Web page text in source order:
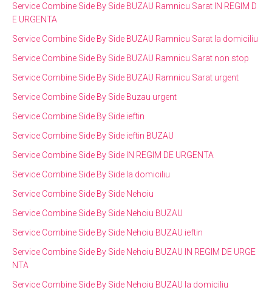
Service Combine Side By Side BUZAU Ramnicu Sarat IN REGIM D
E URGENTA
Service Combine Side By Side BUZAU Ramnicu Sarat la domiciliu
Service Combine Side By Side BUZAU Ramnicu Sarat non stop
Service Combine Side By Side BUZAU Ramnicu Sarat urgent
Service Combine Side By Side Buzau urgent
Service Combine Side By Side ieftin
Service Combine Side By Side ieftin BUZAU
Service Combine Side By Side IN REGIM DE URGENTA
Service Combine Side By Side la domiciliu
Service Combine Side By Side Nehoiu
Service Combine Side By Side Nehoiu BUZAU
Service Combine Side By Side Nehoiu BUZAU ieftin
Service Combine Side By Side Nehoiu BUZAU IN REGIM DE URGE
NTA
Service Combine Side By Side Nehoiu BUZAU la domiciliu